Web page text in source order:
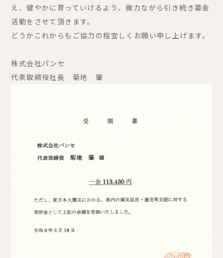
え、健やかに育っていけるよう、微力ながら引き続き募金
活動をさせて頂きます。
どうかこれからもご協力の程宜しくお願い申し上げます。
株式会社パンセ
代表取締役社長 菊地 肇